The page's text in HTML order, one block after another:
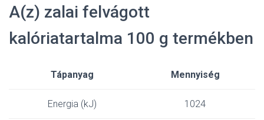
A(z) zalai felvágott
kalóriatartalma 100 g termékben
Tápanyag Mennyiség
Energia (kJ) 1024